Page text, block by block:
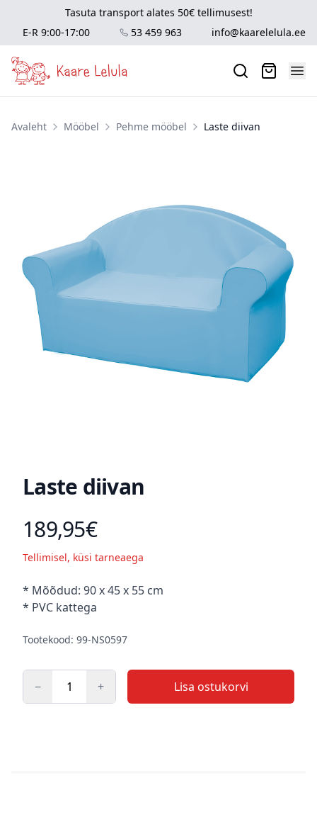
Tasuta transport alates 50€ tellimusest!
E-R 9:00-17:00
53 459 963 info@kaarelelula.ee
Avaleht Mööbel Pehme mööbel Laste diivan
Laste diivan
Toote hind
189,95€
Tellimisel, küsi tarneaega
Kirjeldus
* Mõõdud: 90 x 45 x 55 cm
* PVC kattega
Tootekood: 99-NS0597
− + Lisa ostukorvi